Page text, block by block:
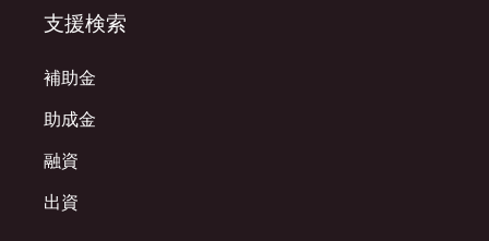
支援検索
補助金
助成金
融資
出資